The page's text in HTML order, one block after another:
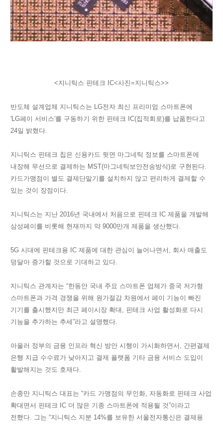
<지니틱스 핀테크 IC<사진=지니틱스>>
반도체 설계업체 지니틱스는 LG전자 최신 프리미엄 스마트폰에
'LG페이 서비스'를 구동하기 위한 핀테크
IC(집적회로)를 납품한다고
24일 밝혔다.
지니틱스 핀테크 칩은 신용카드 뒷면 마그네틱 정보를 스마트폰에
내장해 무선으로 결제하는 MST(마그네틱보안전송방식)로 구현된다.
카드가맹점이 별도 결제단말기를 설치하지 않고 편리하게 결제할 수
있는 것이 장점이다.
지니틱스는 지난 2016년 국내에서 처음으로 핀테크 IC 제품을 개발해
삼성페이를 비롯해 현재까지 약 9000만개 제품을 생산했다.
5G 시대에 핀테크용 IC 제품에 대한 관심이 늘어나면서, 회사 매출도
덩달아 증가할 것으로 기대하고 있다.
지니틱스 관계자는 “한동안 국내 주요 스마트폰 업체가 중국 저가형
스마트폰과 가격 경쟁을 위해 원가절감 차원에서 페이 기능이 빠진
기기를 출시했지만 최근 페이시장 확대, 핀테크 사업 활성화로 다시
기능을 추가하는 추세”라고 설명했다.
아울러 정부의 금융 인프라 혁신 방안 시행이 가시화하면서, 간편결제
은행 지급 수수료가 낮아지고 결제 플랫폼 기타 금융 서비스 도입이
활발해지는 것도 호재다.
손종만 지니틱스 대표는 “카드 가맹점의 무인화, 자동화로 핀테크 사업
확대면서 핀테크 IC 더 많은 기종 스마트폰에 적용될 것”이라고
전했다. 그는 “지니틱스 지분 14%를 보유한 서울전자통신은 결제용